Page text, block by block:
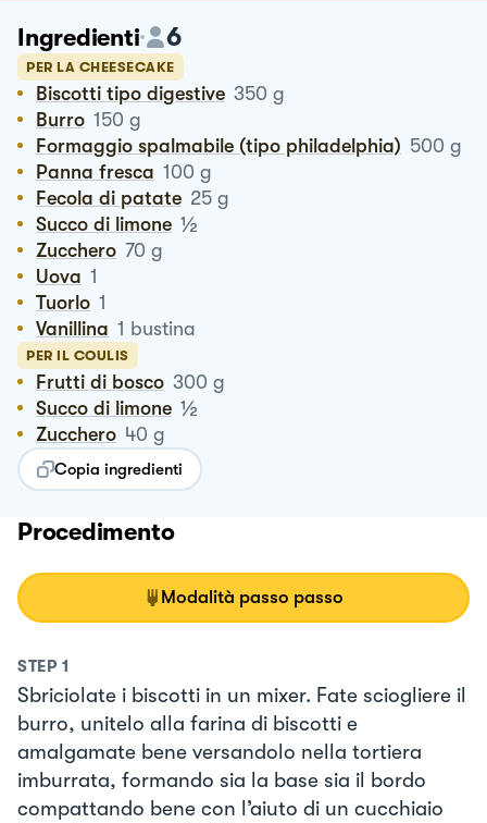
Ingredienti 6
PER LA CHEESECAKE
Biscotti tipo digestive 350 g
Burro 150 g
Formaggio spalmabile (tipo philadelphia) 500 g
Panna fresca 100 g
Fecola di patate 25 g
Succo di limone ½
Zucchero 70 g
Uova 1
Tuorlo 1
Vanillina 1 bustina
PER IL COULIS
Frutti di bosco 300 g
Succo di limone ½
Zucchero 40 g
Copia ingredienti
Procedimento
Modalità passo passo
STEP 1
Sbriciolate i biscotti in un mixer. Fate sciogliere il
burro, unitelo alla farina di biscotti e
amalgamate bene versandolo nella tortiera
imburrata, formando sia la base sia il bordo
compattando bene con l’aiuto di un cucchiaio